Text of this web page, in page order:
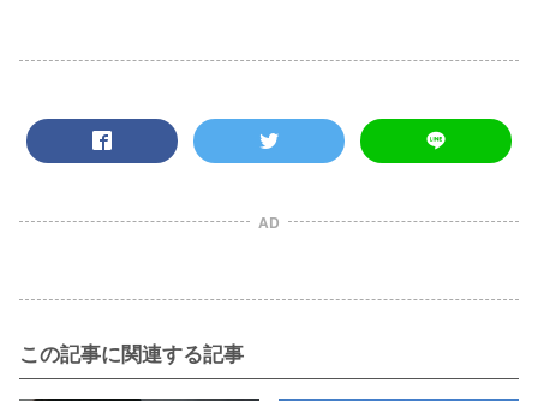
AD
この記事に関連する記事